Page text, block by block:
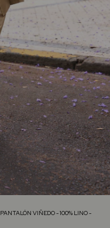
PANTALÓN VIÑEDO - 100% LINO -